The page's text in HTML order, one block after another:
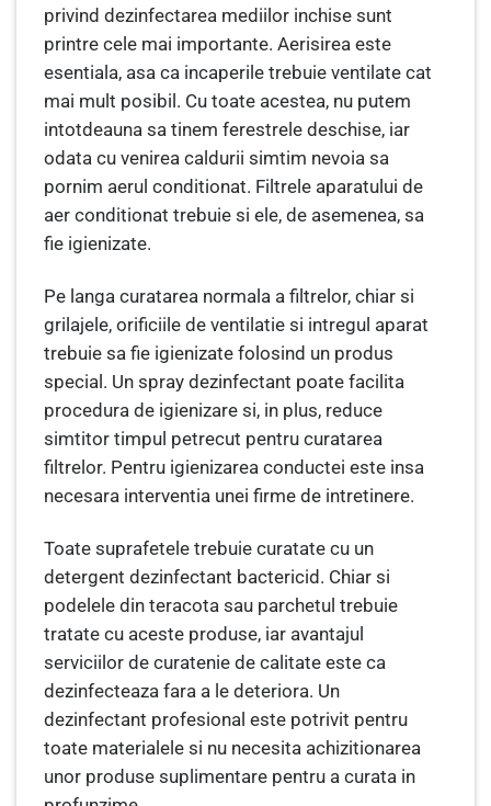
privind dezinfectarea mediilor inchise sunt
printre cele mai importante. Aerisirea este
esentiala, asa ca incaperile trebuie ventilate cat
mai mult posibil. Cu toate acestea, nu putem
intotdeauna sa tinem ferestrele deschise, iar
odata cu venirea caldurii simtim nevoia sa
pornim aerul conditionat. Filtrele aparatului de
aer conditionat trebuie si ele, de asemenea, sa
fie igienizate.
Pe langa curatarea normala a filtrelor, chiar si
grilajele, orificiile de ventilatie si intregul aparat
trebuie sa fie igienizate folosind un produs
special. Un spray dezinfectant poate facilita
procedura de igienizare si, in plus, reduce
simtitor timpul petrecut pentru curatarea
filtrelor. Pentru igienizarea conductei este insa
necesara interventia unei firme de intretinere.
Toate suprafetele trebuie curatate cu un
detergent dezinfectant bactericid. Chiar si
podelele din teracota sau parchetul trebuie
tratate cu aceste produse, iar avantajul
serviciilor de curatenie de calitate este ca
dezinfecteaza fara a le deteriora. Un
dezinfectant profesional este potrivit pentru
toate materialele si nu necesita achizitionarea
unor produse suplimentare pentru a curata in